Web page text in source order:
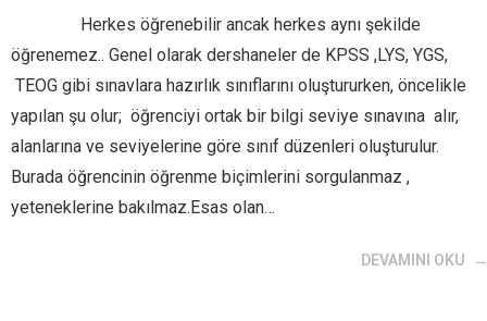
Herkes öğrenebilir ancak herkes aynı şekilde
öğrenemez.. Genel olarak dershaneler de KPSS ,LYS, YGS,
TEOG gibi sınavlara hazırlık sınıflarını oluştururken, öncelikle
yapılan şu olur; öğrenciyi ortak bir bilgi seviye sınavına alır,
alanlarına ve seviyelerine göre sınıf düzenleri oluşturulur.
Burada öğrencinin öğrenme biçimlerini sorgulanmaz ,
yeteneklerine bakılmaz.Esas olan…
DEVAMINI OKU